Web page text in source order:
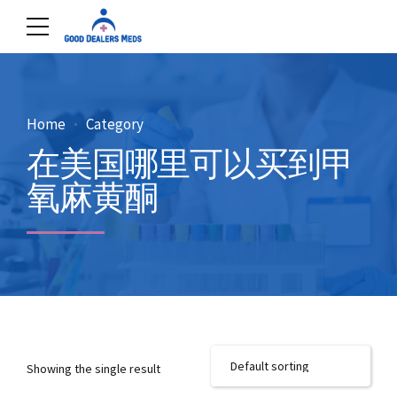
Home Category
在美国哪里可以买到甲
氧麻黄酮
Showing the single result